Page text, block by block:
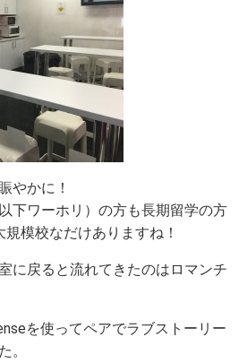
やかに！
下ワーホリ）の方も長期留学の方
模校なだけありますね！
に戻ると流れてきたのはロマンチ
を使ってペアでラブストーリー
。